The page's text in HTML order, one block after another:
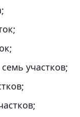
участков;